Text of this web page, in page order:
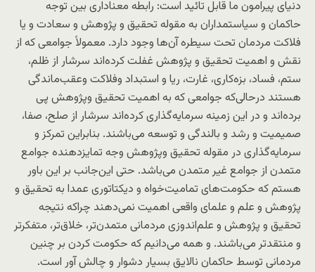
دنیای پیرامون ما قابل تائید است: رابطه معناداری بین توجه
حاکمان و سیاستمداران به مقوله تحقیق و پژوهش و سعادت و یا
فلاکت مردمان تحت سیطره آن‌ها وجود دارد. معمولاً جوامعی که از
نقش و اهمیت تحقیق و پژوهش غفلت کرده‌اند سرشار از ظلم،
ستم، فساد، بزه‌کاری، غارت، ریا و استبداد وفلاکت وعقب‌ماندگی
هستند درحالی‌که جوامعی که به اهمیت تحقیق وپژوهش پی
برده‌اند و در این زمینه سرمایه‌گذاری کرده‌اند سرشار از صلح، صفا،
صمیمیت و رشد و بالندگی و توسعه می‌باشند. بنابراین تمرکز و
سرمایه‌گذاری در مقوله تحقیق وپژوهش وجه تمایزدهنده جوامع
متمدن از جوامع غیر متمدن می‌باشد. حتی این‌جانب بر این باور
هستم که حکومت‌های تمامیت‌خواه و دیکتاتوری عمدا به تحقیق و
پژوهش و علم و علمای واقعی اهمیت نمی‌دهند چراکه نتیجه
تحقیق و پژوهش و علم‌اندوزی مردمانی متمدن‌تر، خلاق‌تر، متفکرتر
و منتقدتر می‌باشند. و همه می‌دانیم که حکومت کردن بر چنین
مردمانی توسط حاکمان نالایق بسیار دشوار و چالش آور است.